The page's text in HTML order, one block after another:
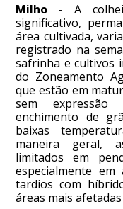
Milho - A
significativo,
área cultivada,
registrado na
safrinha e cultivos
do Zoneamento
que estão em
sem expressão
enchimento de
baixas
maneira geral,
limitados em
especialmente
tardios com
áreas mais